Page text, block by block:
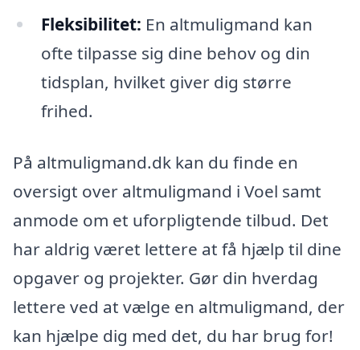
Fleksibilitet: En altmuligmand kan
ofte tilpasse sig dine behov og din
tidsplan, hvilket giver dig større
frihed.
På altmuligmand.dk kan du finde en
oversigt over altmuligmand i Voel samt
anmode om et uforpligtende tilbud. Det
har aldrig været lettere at få hjælp til dine
opgaver og projekter. Gør din hverdag
lettere ved at vælge en altmuligmand, der
kan hjælpe dig med det, du har brug for!